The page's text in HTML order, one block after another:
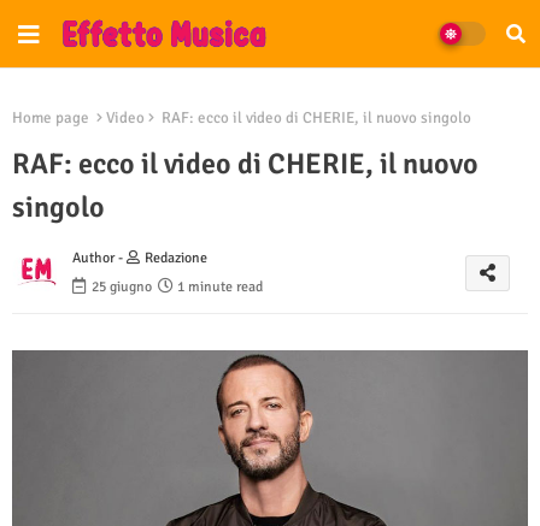
Home page Video RAF: ecco il video di CHERIE, il nuovo singolo
RAF: ecco il video di CHERIE, il nuovo
singolo
Author -
Redazione
25 giugno
1 minute read